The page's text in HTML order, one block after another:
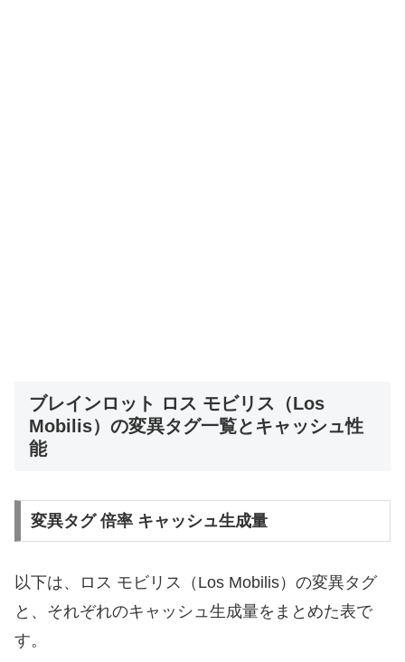
ブレインロット ロス モビリス（Los
Mobilis）の変異タグ一覧とキャッシュ性
能
変異タグ 倍率 キャッシュ生成量
以下は、ロス モビリス（Los Mobilis）の変異タグ
と、それぞれのキャッシュ生成量をまとめた表で
す。